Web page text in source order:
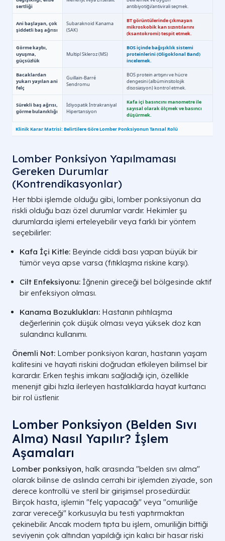
Lomber Ponksiyon Yapılmaması
Gereken Durumlar
(Kontrendikasyonlar)
Her tıbbi işlemde olduğu gibi, lomber ponksiyonun da
riskli olduğu bazı özel durumlar vardır. Hekimler şu
durumlarda işlemi erteleyebilir veya farklı bir yöntem
seçebilirler:
Kafa İçi Kitle: Beyinde ciddi bası yapan büyük bir
tümör veya apse varsa (fıtıklaşma riskine karşı).
Cilt Enfeksiyonu: İğnenin gireceği bel bölgesinde aktif
bir enfeksiyon olması.
Kanama Bozuklukları: Hastanın pıhtılaşma
değerlerinin çok düşük olması veya yüksek doz kan
sulandırıcı kullanımı.
Önemli Not: Lomber ponksiyon kararı, hastanın yaşam
kalitesini ve hayati riskini doğrudan etkileyen bilimsel bir
karardır. Erken teşhis imkanı sağladığı için, özellikle
menenjit gibi hızla ilerleyen hastalıklarda hayat kurtarıcı
bir rol üstlenir.
Lomber Ponksiyon (Belden Sıvı
Alma) Nasıl Yapılır? İşlem
Aşamaları
Lomber ponksiyon, halk arasında "belden sıvı alma"
olarak bilinse de aslında cerrahi bir işlemden ziyade, son
derece kontrollü ve steril bir girişimsel prosedürdür.
Birçok hasta, işlemin "felç yapacağı" veya "omuriliğe
zarar vereceği" korkusuyla bu testi yaptırmaktan
çekinebilir. Ancak modern tıpta bu işlem, omuriliğin bittiği
seviyenin çok altından yapıldığı için kalıcı bir hasar riski